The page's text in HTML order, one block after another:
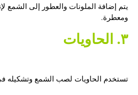
يتم إضافة الملونات والعطور إلى الشمع
ومعطرة.
٣. الحاويات
تستخدم الحاويات لصب الشمع وتشكيله